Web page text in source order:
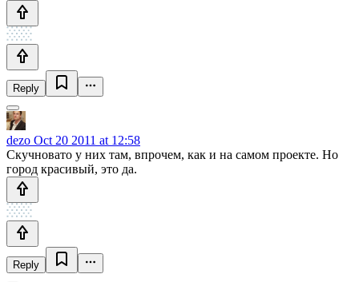
Reply
dezo Oct 20 2011 at 12:58
Скучновато у них там, впрочем, как и на самом проекте. Но
город красивый, это да.
Reply